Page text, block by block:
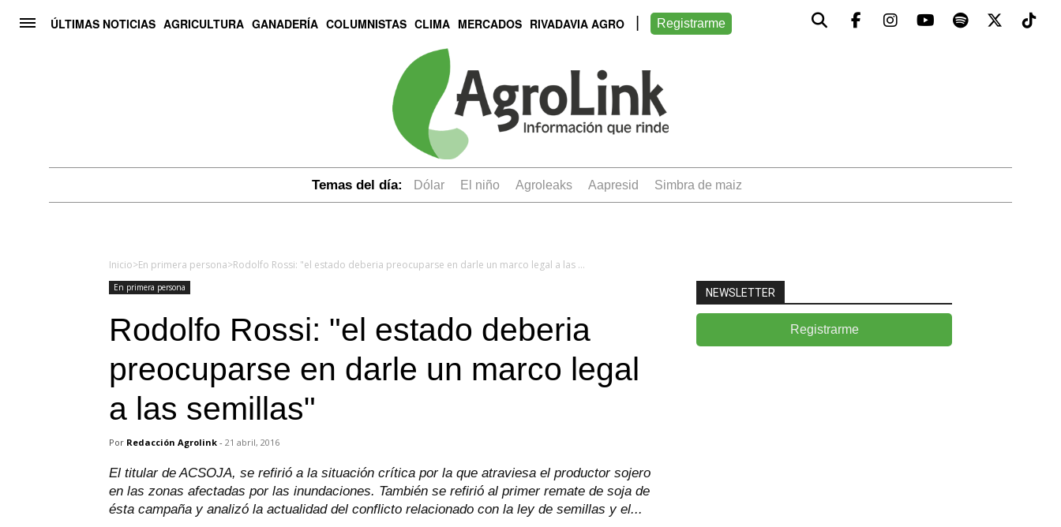
ÚLTIMAS NOTICIAS AGRICULTURA GANADERÍA COLUMNISTAS CLIMA MERCADOS RIVADAVIA AGRO Registrarme
Temas del día: dólar el niño Agroleaks aapresid simbra de maiz
Inicio>En primera persona> Rodolfo Rossi: "el estado deberia preocuparse en darle un marco legal a las semillas"
En primera persona
Rodolfo Rossi: "el estado deberia
preocuparse en darle un marco legal
a las semillas"
Por Redacción Agrolink - 21 abril, 2016
El titular de ACSOJA, se refirió a la situación crítica por la que atraviesa el productor sojero
en las zonas afectadas por las inundaciones. También se refirió al primer remate de soja de
ésta campaña y analizó la actualidad del conflicto relacionado con la ley de semillas y el...
NEWSLETTER
Registrarme